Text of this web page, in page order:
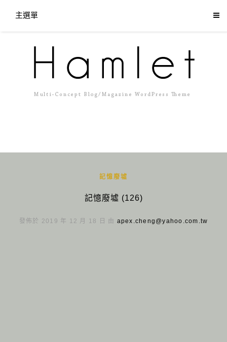
主選單
記憶廢墟
記憶廢墟 (126)
發佈於 2019 年 12 月 18 日 由 apex.cheng@yahoo.com.tw